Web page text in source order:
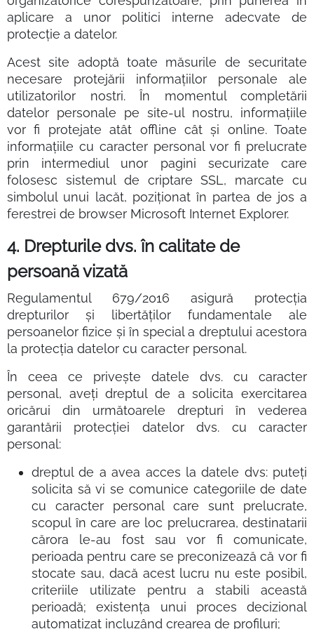
aplicare a unor politici interne adecvate de
protecție a datelor.
Acest site adoptă toate măsurile de securitate
necesare protejării informaţiilor personale ale
utilizatorilor nostri. În momentul completării
datelor personale pe site-ul nostru, informaţiile
vor fi protejate atât offline cât şi online. Toate
informaţiile cu caracter personal vor fi prelucrate
prin intermediul unor pagini securizate care
folosesc sistemul de criptare SSL, marcate cu
simbolul unui lacăt, poziţionat în partea de jos a
ferestrei de browser Microsoft Internet Explorer.
4. Drepturile dvs. în calitate de
persoană vizată
Regulamentul 679/2016 asigură protecția
drepturilor și libertăților fundamentale ale
persoanelor fizice și în special a dreptului acestora
la protecția datelor cu caracter personal.
În ceea ce privește datele dvs. cu caracter
personal, aveți dreptul de a solicita exercitarea
oricărui din următoarele drepturi în vederea
garantării protecției datelor dvs. cu caracter
personal:
dreptul de a avea acces la datele dvs: puteți
solicita să vi se comunice categoriile de date
cu caracter personal care sunt prelucrate,
scopul în care are loc prelucrarea, destinatarii
cărora le-au fost sau vor fi comunicate,
perioada pentru care se preconizează că vor fi
stocate sau, dacă acest lucru nu este posibil,
criteriile utilizate pentru a stabili această
perioadă; existența unui proces decizional
automatizat incluzând crearea de profiluri;